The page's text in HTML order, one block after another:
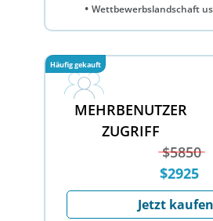
Wettbewerbslandschaft
Häufig gekauft
MEHRBENUTZER
ZUGRIFF
$5850
$2925
Jetzt kaufen